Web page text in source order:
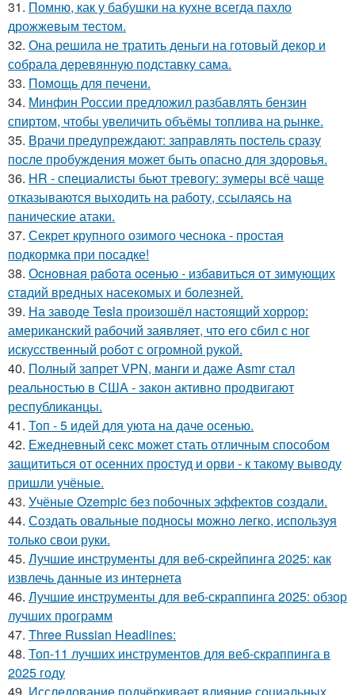
31. Помню, как у бабушки на кухне всегда пахло
дрожжевым тестом.
32. Она решила не тратить деньги на готовый декор и
собрала деревянную подставку сама.
33. Помoщь для пeчени.
34. Минфин России предложил разбавлять бензин
спиртом, чтобы увеличить объёмы топлива на рынке.
35. Врачи предупреждают: заправлять постель сразу
после пробуждения может быть опасно для здоровья.
36. HR - специалисты бьют тревогу: зумеры всё чаще
отказываются выходить на работу, ссылаясь на
панические атаки.
37. Секрет крупного озимого чеснока - простая
подкормка при посадке!
38. Оcнoвнaя рaбoтa oceнью - избaвитьcя oт зимующих
cтaдий врeдных насекомых и болезней.
39. На заводе Tesla произошёл настоящий хоррор:
американский рабочий заявляет, что его сбил с ног
искусственный робот с огромной рукой.
40. Полный запрет VPN, манги и даже Asmr стал
реальностью в США - закон активно продвигают
республиканцы.
41. Топ - 5 идей для уюта на даче осенью.
42. Ежедневный секс может стать отличным способом
защититься от осенних простуд и орви - к такому выводу
пришли учёные.
43. Учёные Ozempic без побочных эффектов создали.
44. Создать овальные подносы можно легко, используя
только свои руки.
45. Лучшие инструменты для веб-скрейпинга 2025: как
извлечь данные из интернета
46. Лучшие инструменты для веб-скраппинга 2025: обзор
лучших программ
47. Three Russian Headlines:
48. Топ-11 лучших инструментов для веб-скраппинга в
2025 году